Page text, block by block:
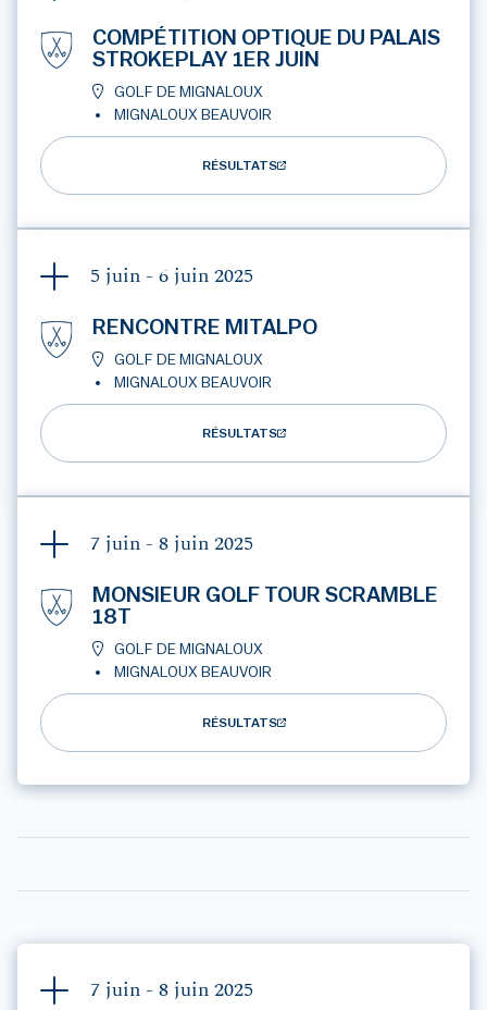
COMPÉTITION OPTIQUE DU PALAIS
STROKEPLAY 1ER JUIN
GOLF DE MIGNALOUX
MIGNALOUX BEAUVOIR
RÉSULTATS
5 juin - 6 juin 2025
RENCONTRE MITALPO
GOLF DE MIGNALOUX
MIGNALOUX BEAUVOIR
RÉSULTATS
7 juin - 8 juin 2025
MONSIEUR GOLF TOUR SCRAMBLE
18T
GOLF DE MIGNALOUX
MIGNALOUX BEAUVOIR
RÉSULTATS
7 juin - 8 juin 2025